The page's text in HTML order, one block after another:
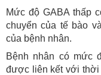
Mức độ GABA thấp
chuyển của tế bào
của bệnh nhân.
Bệnh nhân có mức
được liên kết với thời